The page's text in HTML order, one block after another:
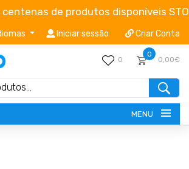
de produtos disponíveis
Iniciar sessão Criar Conta
0
0
0,00€
MENU